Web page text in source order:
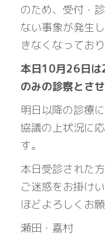
のため、受付・
ない事象が発生
きなくなっており
本日10月26日は
のみの診察とさ
明日以降の診療
協議の上状況に
す。
本日受診された
ご迷惑をお掛け
ほどよろしくお
瀬田・嘉村